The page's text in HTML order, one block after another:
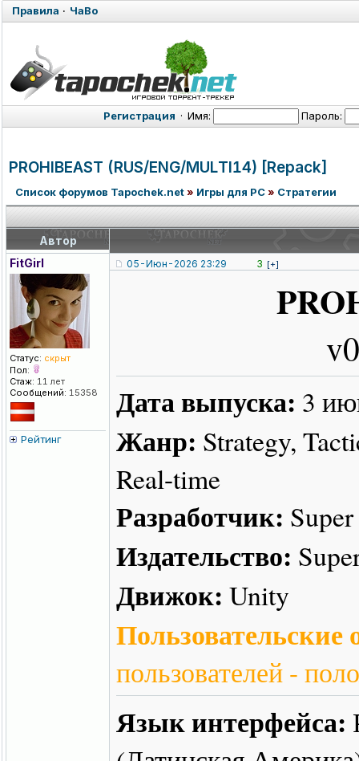
Правила · ЧаВо
Регистрация · Имя: Пароль:
PROHIBEAST (RUS/ENG/MULTI14) [Repack]
Список форумов Tapochek.net» Игры для PC» Стратегии
Автор
FitGirl
Статус: скрыт
Пол:
Стаж: 11 лет
Сообщений: 15358
Рейтинг
05-Июн-2026 23:29 3 [+]
Дата выпуска: 3
Жанр: Strategy,
Real-time
Разработчик:
Издательство:
Движок: Unity
Пользовательские
пользователей -
Язык интерфейса: